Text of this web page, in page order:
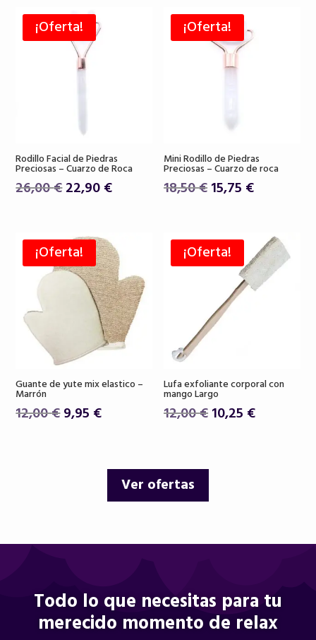
19,50 €.
era:
39,00 €.
¡Oferta!
Rodillo Facial de Piedras
Preciosas – Cuarzo de Roca
26,00€El
era:
26,00 €.
22,90€El
es:
22,90 €.
¡Oferta!
Mini Rodillo de Piedras
Preciosas – Cuarzo de roca
18,50€El
era:
18,50 €.
15,75 €El
es:
15,75 €.
¡Oferta!
Guante de yute mix elastico –
Marrón
12,00€El
9,95 €El
es:
9,95 €.
¡Oferta!
Lufa exfoliante corporal con
mango Largo
12,00€El
10,25 €El
Ver ofertas
Todo lo que necesitas para tu
merecido momento de relax